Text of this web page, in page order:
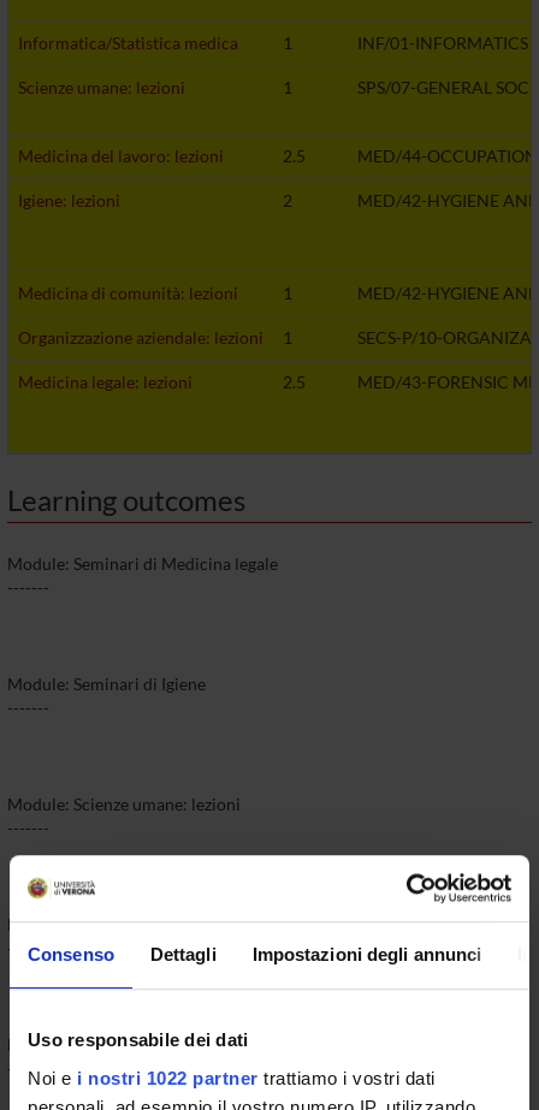
Consenso Dettagli Impostazioni degli annunci
Uso responsabile dei dati
Noi e i nostri 1022 partner trattiamo i vostri dati
Informatica/Statistica medica 1 INF/01-INFORMATICS
Scienze umane: lezioni 1 SPS/07-GENERAL
Medicina del lavoro: lezioni 2.5 MED/44-
Igiene: lezioni 2 MED/42-HYGIENE
Medicina di comunità: lezioni 1 MED/42-HYGIENE
Organizzazione aziendale: lezioni 1 SECS-P/10-
Medicina legale: lezioni 2.5 MED/43-FORENSIC
Learning outcomes
Module: Seminari di Medicina legale
-------
Module: Seminari di Igiene
-------
Module: Scienze umane: lezioni
-------
Module: Igiene: lezioni
-------
Module: Medicina legale: lezioni
-------